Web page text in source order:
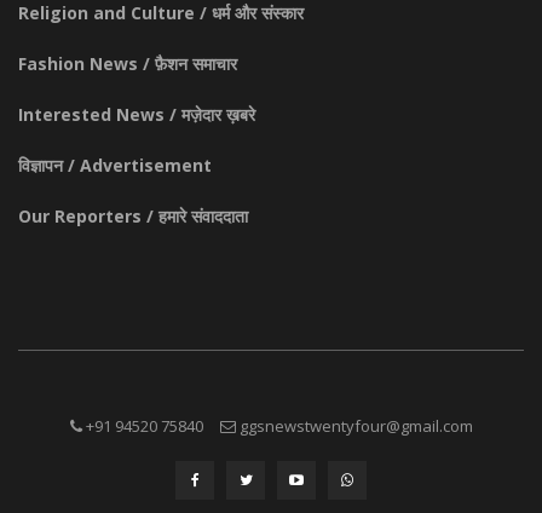
Religion and Culture / धर्म और संस्कार
Fashion News / फ़ैशन समाचार
Interested News / मज़ेदार ख़बरे
विज्ञापन / Advertisement
Our Reporters / हमारे संवाददाता
+91 94520 75840 ggsnewstwentyfour@gmail.com